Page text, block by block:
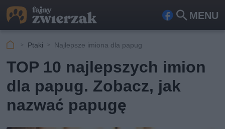
MENU
Fa Szu
Ptaki Najlepsze imiona dla papug
TOP 10 najlepszych imion
dla papug. Zobacz, jak
nazwać papugę